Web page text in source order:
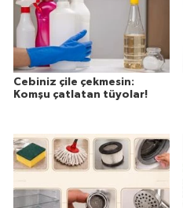
Cebiniz çile çekmesin:
Komşu çatlatan tüyolar!